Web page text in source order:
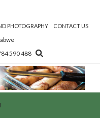
PHOTOGRAPHY CONTACT US
590 488